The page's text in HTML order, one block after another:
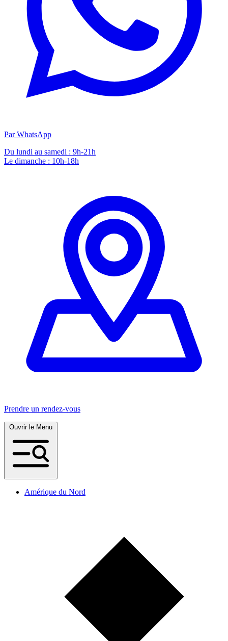
Par WhatsApp
Du lundi au samedi : 9h-21h
Le dimanche : 10h-18h
Prendre un rendez-vous
Amérique du Nord